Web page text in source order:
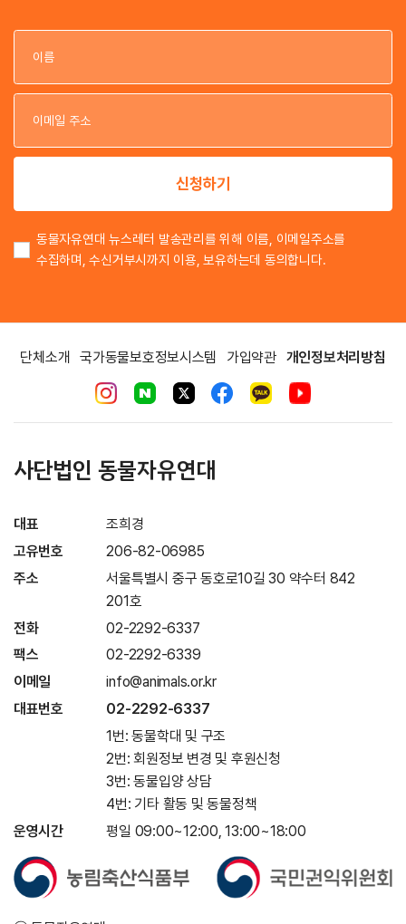
이
이
신청하기
동물자유연대 뉴스레터 발송관리를 위해 이름, 이메일주소를
수집하며, 수신거부시까지 이용, 보유하는데 동의합니다.
단체소개 국가동물보호정보시스템 가입약관 개인정보처리방침
사단법인 동물자유연대
대표
조희경
고유번호
206-82-06985
주소
서울특별시 중구 동호로10길 30 약수터 842
201호
전화
02-2292-6337
팩스
02-2292-6339
이메일
info@animals.or.kr
대표번호
02-2292-6337
1번: 동물학대 및 구조
2번: 회원정보 변경 및 후원신청
3번: 동물입양 상담
4번: 기타 활동 및 동물정책
운영시간
평일 09:00~12:00, 13:00~18:00